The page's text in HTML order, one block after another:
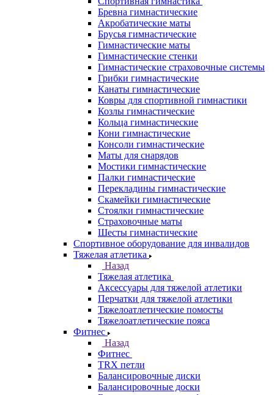
Бревна гимнастические
Акробатические маты
Брусья гимнастические
Гимнастические маты
Гимнастические стенки
Гимнастические страховочные системы
Грибки гимнастические
Канаты гимнастические
Ковры для спортивной гимнастики
Козлы гимнастические
Кольца гимнастические
Кони гимнастические
Консоли гимнастические
Маты для снарядов
Мостики гимнастические
Палки гимнастические
Перекладины гимнастические
Скамейки гимнастические
Стоялки гимнастические
Страховочные маты
Шесты гимнастические
Спортивное оборудование для инвалидов
Тяжелая атлетика
Назад
Тяжелая атлетика
Аксессуары для тяжелой атлетики
Перчатки для тяжелой атлетики
Тяжелоатлетические помосты
Тяжелоатлетические пояса
Фитнес
Назад
Фитнес
TRX петли
Балансировочные диски
Балансировочные доски